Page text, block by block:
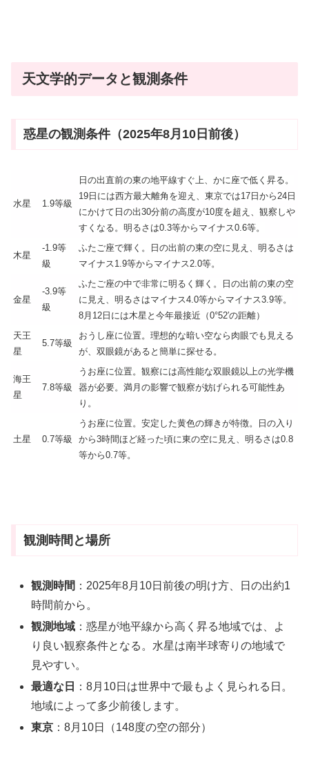
天文学的データと観測条件
惑星の観測条件（2025年8月10日前後）
水星 1.9等級
日の出直前の東の地平線すぐ上、かに座で低く昇る。
19日には西方最大離角を迎え、東京では17日から24日
にかけて日の出30分前の高度が10度を超え、観察しや
すくなる。明るさは0.3等からマイナス0.6等。
木星
-1.9等
級
ふたご座で輝く。日の出前の東の空に見え、明るさは
マイナス1.9等からマイナス2.0等。
金星
-3.9等
級
ふたご座の中で非常に明るく輝く。日の出前の東の空
に見え、明るさはマイナス4.0等からマイナス3.9等。
8月12日には木星と今年最接近（0°52′の距離）
天王
星
5.7等級
おうし座に位置。理想的な暗い空なら肉眼でも見える
が、双眼鏡があると簡単に探せる。
海王
星
7.8等級
うお座に位置。観察には高性能な双眼鏡以上の光学機
器が必要。満月の影響で観察が妨げられる可能性あ
り。
土星 0.7等級
うお座に位置。安定した黄色の輝きが特徴。日の入り
から3時間ほど経った頃に東の空に見え、明るさは0.8
等から0.7等。
観測時間と場所
観測時間 ：2025年8月10日前後の明け方、日の出約1
時間前から。
観測地域 ：惑星が地平線から高く昇る地域では、よ
り良い観察条件となる。水星は南半球寄りの地域で
見やすい。
最適な日
：8月10日は世界中で最もよく見られる日。
地域によって多少前後します。
東京 ：8月10日（148度の空の部分）